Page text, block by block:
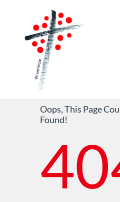
content
Seelsorge & Kontakte
Kirchen & Einrichtungen
Oops, This Page
Found!